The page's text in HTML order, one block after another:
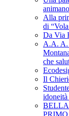
Alla
di
Da Via
A.A. A.
che
Il